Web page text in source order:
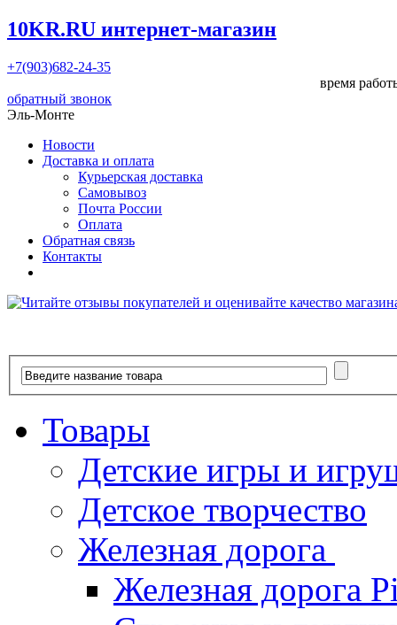
10KR.RU интернет-магазин
+7(903)682-24-35
время
обратный звонок
Эль-Монте
Новости
Доставка и оплата
Курьерская доставка
Самовывоз
Почта России
Оплата
Обратная связь
Контакты
Товары
Детские игры и
Детское творчество
Железная дорога
Железная дорога